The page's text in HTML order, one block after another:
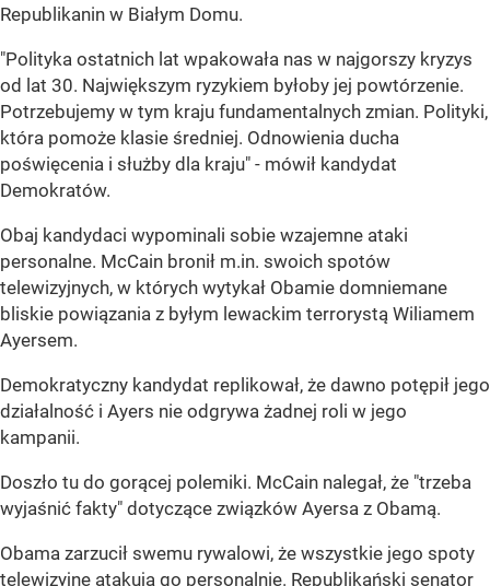
Republikanin w Białym Domu.
"Polityka ostatnich lat wpakowała nas w najgorszy kryzys
od lat 30. Największym ryzykiem byłoby jej powtórzenie.
Potrzebujemy w tym kraju fundamentalnych zmian. Polityki,
która pomoże klasie średniej. Odnowienia ducha
poświęcenia i służby dla kraju" - mówił kandydat
Demokratów.
Obaj kandydaci wypominali sobie wzajemne ataki
personalne. McCain bronił m.in. swoich spotów
telewizyjnych, w których wytykał Obamie domniemane
bliskie powiązania z byłym lewackim terrorystą Wiliamem
Ayersem.
Demokratyczny kandydat replikował, że dawno potępił jego
działalność i Ayers nie odgrywa żadnej roli w jego
kampanii.
Doszło tu do gorącej polemiki. McCain nalegał, że "trzeba
wyjaśnić fakty" dotyczące związków Ayersa z Obamą.
Obama zarzucił swemu rywalowi, że wszystkie jego spoty
telewizyjne atakują go personalnie. Republikański senator